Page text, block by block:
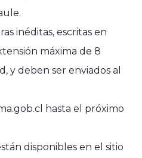
inéditas, escritas en
máxima de 8
y deben ser enviados al
hasta el próximo
disponibles en el sitio
expone